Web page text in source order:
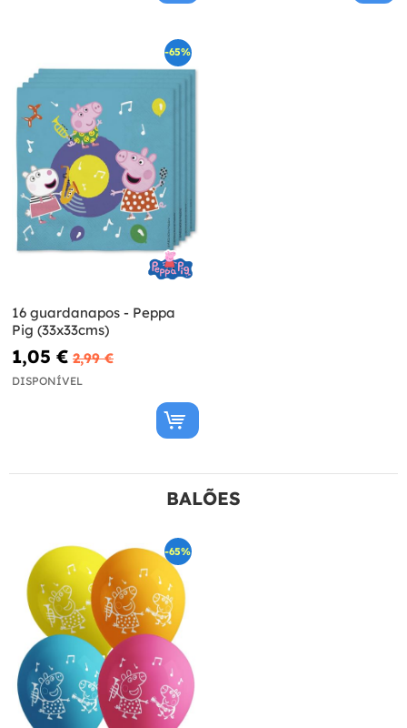
-65%
16 guardanapos - Peppa
Pig (33x33cms)
1,05 € 2,99 €
DISPONÍVEL
BALÕES
-65%